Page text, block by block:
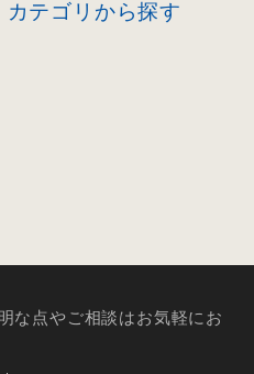
テゴリから探す
な点やご相談はお気軽にお